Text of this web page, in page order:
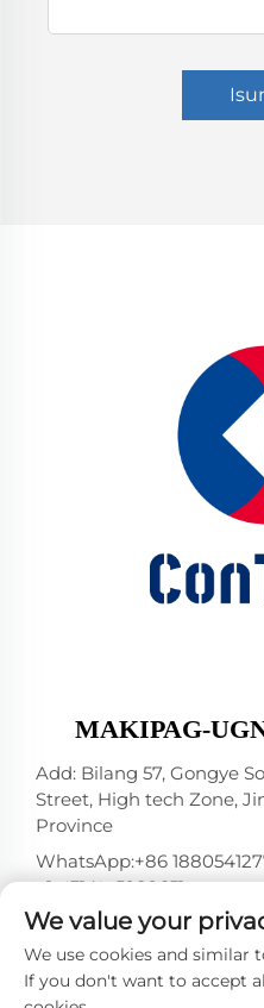
MAKIPAG-
Add: Bilang 57, Gongye
Street, High tech Zone,
Province
WhatsApp:+86
+1（314）5989651
E-mail: [email protected]
We value your
We use cookies and similar
If you don't want to accept